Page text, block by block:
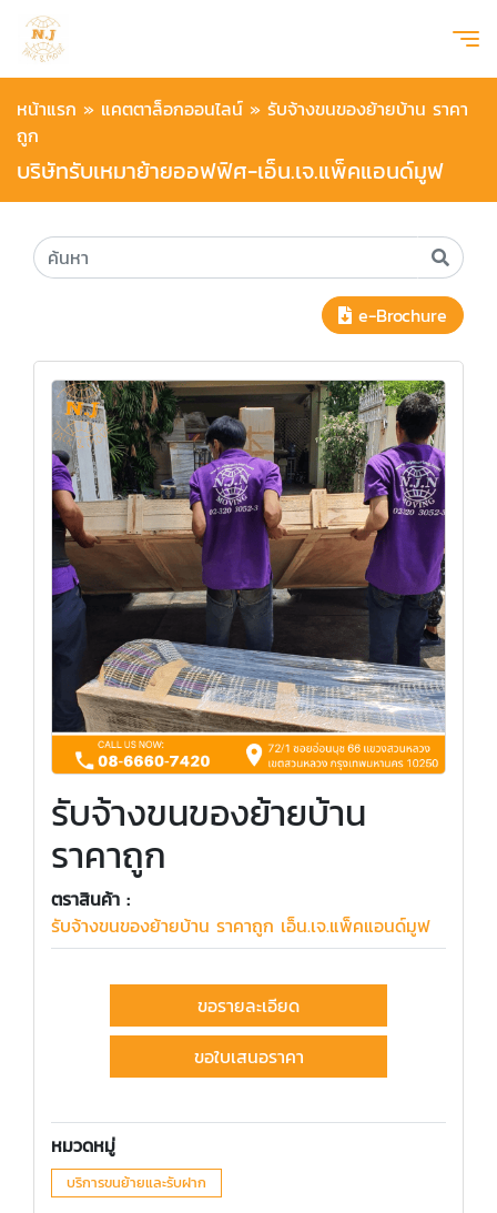
หน้าแรก » แคตตาล็อกออนไลน์ » รับจ้างขนของย้ายบ้าน ราคา
ถูก
บริษัทรับเหมาย้ายออฟฟิศ-เอ็น.เจ.แพ็คแอนด์มูฟ
e-Brochure
รับจ้างขนของย้ายบ้าน
ราคาถูก
ตราสินค้า :
รับจ้างขนของย้ายบ้าน ราคาถูก เอ็น.เจ.แพ็คแอนด์มูฟ
ขอรายละเอียด
ขอใบเสนอราคา
หมวดหมู่
บริการขนย้ายและรับฝาก